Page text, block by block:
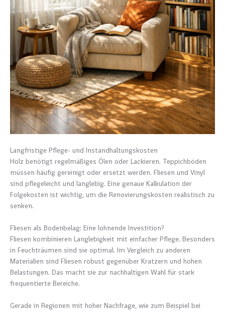
Langfristige Pflege- und Instandhaltungskosten
Holz benötigt regelmäßiges Ölen oder Lackieren. Teppichböden
müssen häufig gereinigt oder ersetzt werden. Fliesen und Vinyl
sind pflegeleicht und langlebig. Eine genaue Kalkulation der
Folgekosten ist wichtig, um die Renovierungskosten realistisch zu
senken.
Fliesen als Bodenbelag: Eine lohnende Investition?
Fliesen kombinieren Langlebigkeit mit einfacher Pflege. Besonders
in Feuchträumen sind sie optimal. Im Vergleich zu anderen
Materialien sind Fliesen robust gegenüber Kratzern und hohen
Belastungen. Das macht sie zur nachhaltigen Wahl für stark
frequentierte Bereiche.
Gerade in Regionen mit hoher Nachfrage, wie zum Beispiel bei